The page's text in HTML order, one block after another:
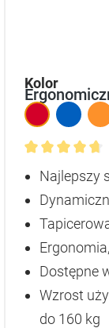
Kolor
Średnia
Najlepszy
Dostępne
Wzrost
do 160 kg